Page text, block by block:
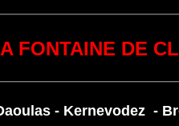
FONTAINE DE
- Kernevodez -